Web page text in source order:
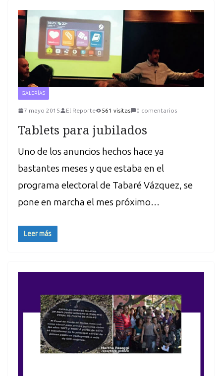
GALERÍAS
7 mayo 2015 El Reporte 561 visitas 0 comentarios
Tablets para jubilados
Uno de los anuncios hechos hace ya
bastantes meses y que estaba en el
programa electoral de Tabaré Vázquez, se
pone en marcha el mes próximo…
Leer más